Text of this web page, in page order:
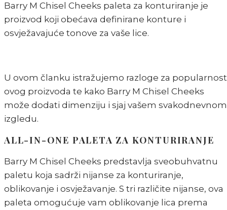
Barry M Chisel Cheeks paleta za konturiranje je
proizvod koji obećava definirane konture i
osvježavajuće tonove za vaše lice.
U ovom članku istražujemo razloge za popularnost
ovog proizvoda te kako Barry M Chisel Cheeks
može dodati dimenziju i sjaj vašem svakodnevnom
izgledu.
ALL-IN-ONE PALETA ZA KONTURIRANJE
Barry M Chisel Cheeks predstavlja sveobuhvatnu
paletu koja sadrži nijanse za konturiranje,
oblikovanje i osvježavanje. S tri različite nijanse, ova
paleta omogućuje vam oblikovanje lica prema